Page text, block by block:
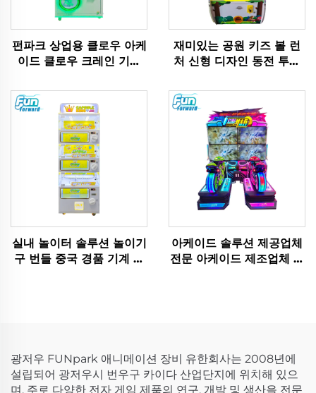
펀파크 상업용 클로우 아케
이드 클로우 크레인 기계
투입식 게임
재미있는 공원 키즈 볼 런
처 신형 디자인 동전 투입
기계 어린이용 플라스틱 볼
캐논 금속제
실내 놀이터 솔루션 놀이기
구 번들 중국 경품 기계 제
아케이드 솔루션 제공업체
전문 아케이드 제조업체 성
광저우 FUNpark 애니메이션 장비 유한회사는 2008년에
설립되어 광저우시 번우구 카이다 산업단지에 위치해 있으
며, 주로 다양한 전자 게임 제품의 연구, 개발 및 생산을 전문